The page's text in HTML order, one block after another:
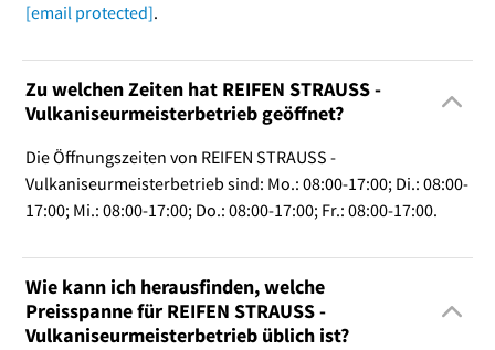
[email protected].
Zu welchen Zeiten hat REIFEN STRAUSS -
Vulkaniseurmeisterbetrieb geöffnet?
Die Öffnungszeiten von REIFEN STRAUSS -
Vulkaniseurmeisterbetrieb sind: Mo.: 08:00-17:00; Di.: 08:00-
17:00; Mi.: 08:00-17:00; Do.: 08:00-17:00; Fr.: 08:00-17:00.
Wie kann ich herausfinden, welche
Preisspanne für REIFEN STRAUSS -
Vulkaniseurmeisterbetrieb üblich ist?